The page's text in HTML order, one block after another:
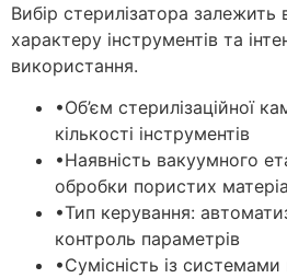
Вибір стерилізатора залежить
характеру інструментів та
використання.
•Об’єм стерилізаційної
кількості інструментів
•Наявність вакуумного
обробки пористих
•Тип керування:
контроль параметрів
•Сумісність із